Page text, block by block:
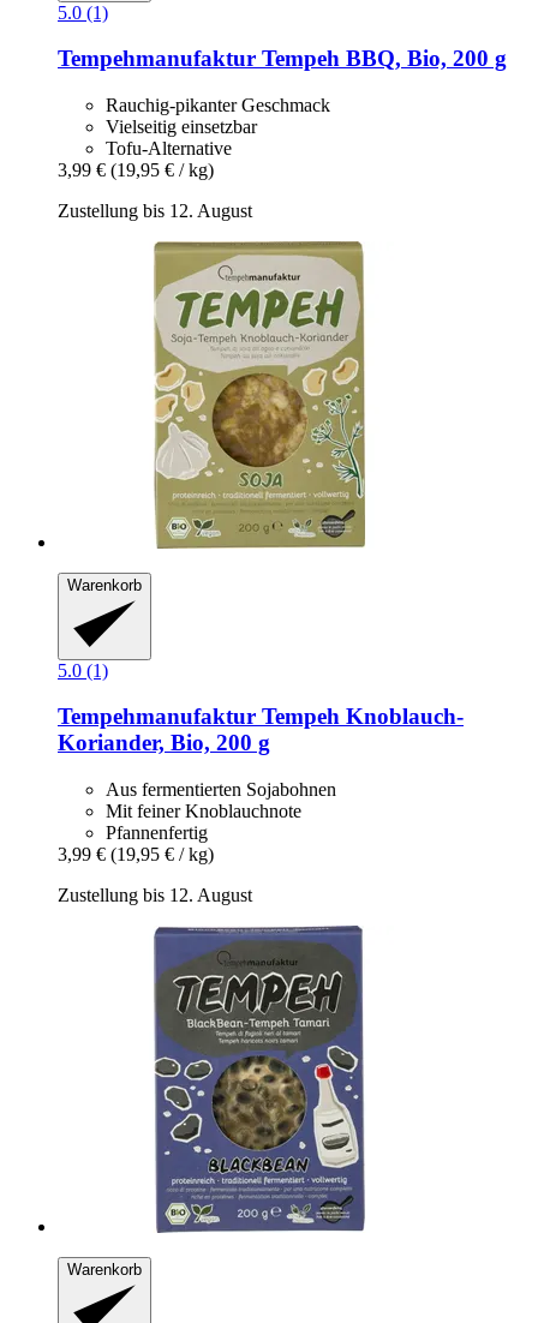
5.0 (1)
Tempehmanufaktur Tempeh BBQ, Bio, 200 g
Rauchig-pikanter Geschmack
Vielseitig einsetzbar
Tofu-Alternative
3,99 € (19,95 € / kg)
Zustellung bis 12. August
Warenkorb
5.0 (1)
Tempehmanufaktur Tempeh Knoblauch-​
Koriander, Bio, 200 g
Aus fermentierten Sojabohnen
Mit feiner Knoblauchnote
Pfannenfertig
3,99 € (19,95 € / kg)
Zustellung bis 12. August
Warenkorb